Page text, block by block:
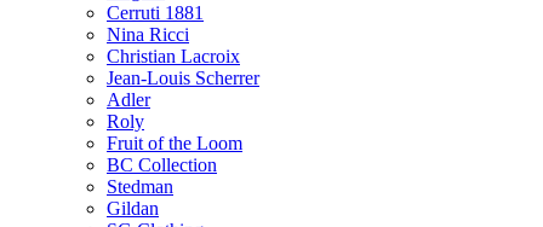
Cerruti 1881
Nina Ricci
Christian Lacroix
Jean-Louis Scherrer
Adler
Roly
Fruit of the Loom
BC Collection
Stedman
Gildan